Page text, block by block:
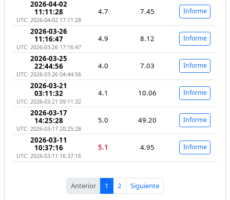
2026-04-02
11:11:28
UTC: 2026-04-02 17:11:28
4.7 7.45 Informe
2026-03-26
11:16:47
UTC: 2026-03-26 17:16:47
4.9 8.12 Informe
2026-03-25
22:44:56
UTC: 2026-03-26 04:44:56
4.0 7.03 Informe
2026-03-21
03:11:32
UTC: 2026-03-21 09:11:32
4.1 10.06 Informe
2026-03-17
14:25:28
UTC: 2026-03-17 20:25:28
5.0 49.20 Informe
2026-03-11
10:37:16
UTC: 2026-03-11 16:37:16
5.1 4.95 Informe
Anterior 1 2 Siguiente